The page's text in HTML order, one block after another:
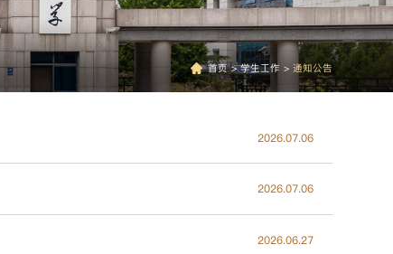
首页>学生工作 > 通知公告
2026.07.06
2026.07.06
2026.06.27